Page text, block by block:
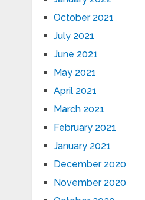
October 2021
July 2021
June 2021
May 2021
April 2021
March 2021
February 2021
January 2021
December 2020
November 2020